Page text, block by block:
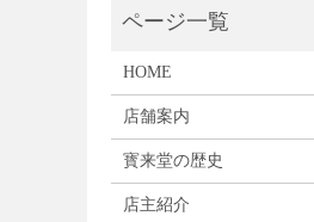
HOME
店舗案内
寳来堂の歴史
店主紹介